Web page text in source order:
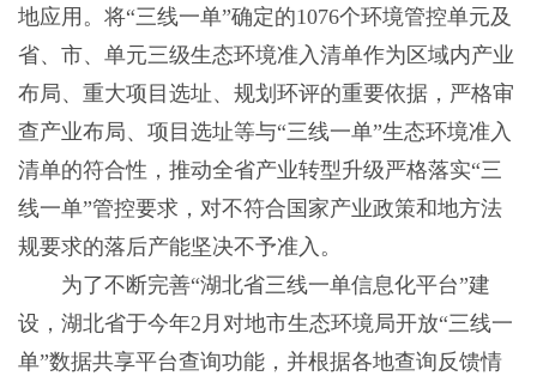
地应用。将“三线一单”确定的1076个环境管控单元及
省、市、单元三级生态环境准入清单作为区域内产业
布局、重大项目选址、规划环评的重要依据，严格审
查产业布局、项目选址等与“三线一单”生态环境准入
清单的符合性，推动全省产业转型升级严格落实“三
线一单”管控要求，对不符合国家产业政策和地方法
规要求的落后产能坚决不予准入。
为了不断完善“湖北省三线一单信息化平台”建
设，湖北省于今年2月对地市生态环境局开放“三线一
单”数据共享平台查询功能，并根据各地查询反馈情